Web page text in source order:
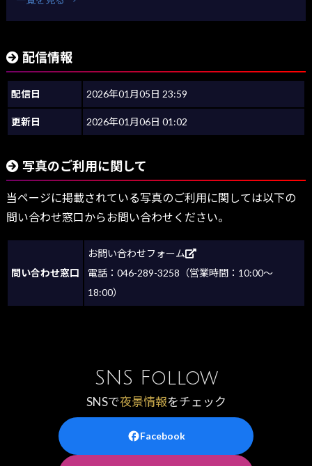
配信情報
配信日 2026年01月05日 23:59
更新日 2026年01月06日 01:02
写真のご利用に関して
当ページに掲載されている写真のご利用に関しては以下の
問い合わせ窓口からお問い合わせください。
問い合わせ窓口
お問い合わせフォーム
電話：046-289-3258（営業時間：10:00～
18:00）
SNS Follow
SNSで夜景情報をチェック
Facebook